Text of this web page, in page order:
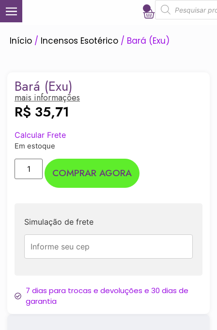
Início / Incensos Esotérico / Bará (Exu)
Bará (Exu)
mais informações
R$ 35,71
Calcular Frete
Em estoque
COMPRAR AGORA
Simulação de frete
7 dias para trocas e devoluções e 30 dias de
garantia